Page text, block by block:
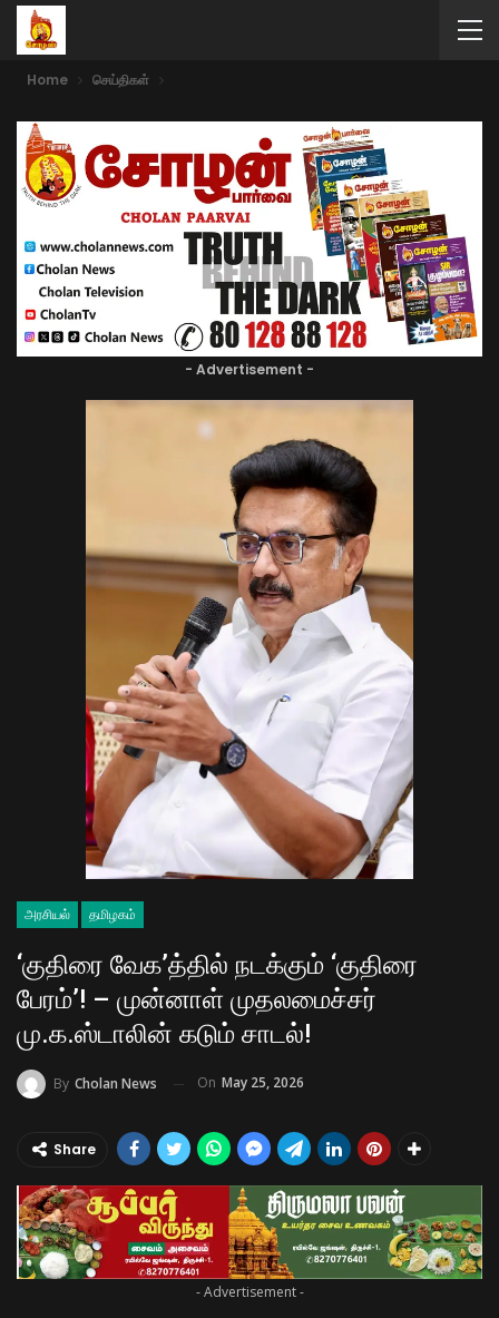
Home செய்திகள்
- Advertisement -
அரசியல் தமிழகம்
‘குதிரை வேக’த்தில் நடக்கும் ‘குதிரை
பேரம்’! – முன்னாள் முதலமைச்சர்
மு.க.ஸ்டாலின் கடும் சாடல்!
By Cholan News On May 25, 2026
Share
- Advertisement -